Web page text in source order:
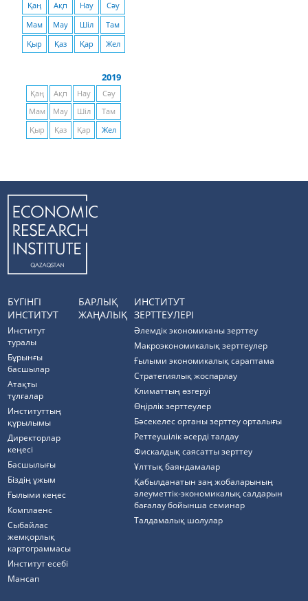
Қаң Ақп Нау
Сәу
Мам
Мау Шіл
Там
Қыр
Қаз Қар Жел
2019
Қаң Ақп Нау
Сәу
Мам
Мау Шіл
Там
Қыр
Қаз Қар Жел
БҮГІНГІ
ИНСТИТУТ
Институт
туралы
Бұрынғы
басшылар
Атақты
тұлғалар
Институттың
құрылымы
Директорлар
кеңесі
Басшылығы
Біздің ұжым
Ғылыми кеңес
Комплаенс
Cыбайлас
жемқорлық
картограммасы
Институт есебі
Мансап
БАРЛЫҚ
ЖАҢАЛЫҚ
ИНСТИТУТ
ЗЕРТТЕУЛЕРІ
Әлемдік экономиканы зерттеу
Макроэкономикалық зерттеулер
Ғылыми экономикалық сараптама
Стратегиялық жоспарлау
Климаттың өзгеруі
Өңірлік зерттеулер
Бәсекелес ортаны зерттеу орталығы
Реттеушілік әсерді талдау
Фискалдық саясатты зерттеу
Ұлттық баяндамалар
Қабылданатын заң жобаларының
әлеуметтік-экономикалық салдарын
бағалау бойынша семинар
Талдамалық шолулар